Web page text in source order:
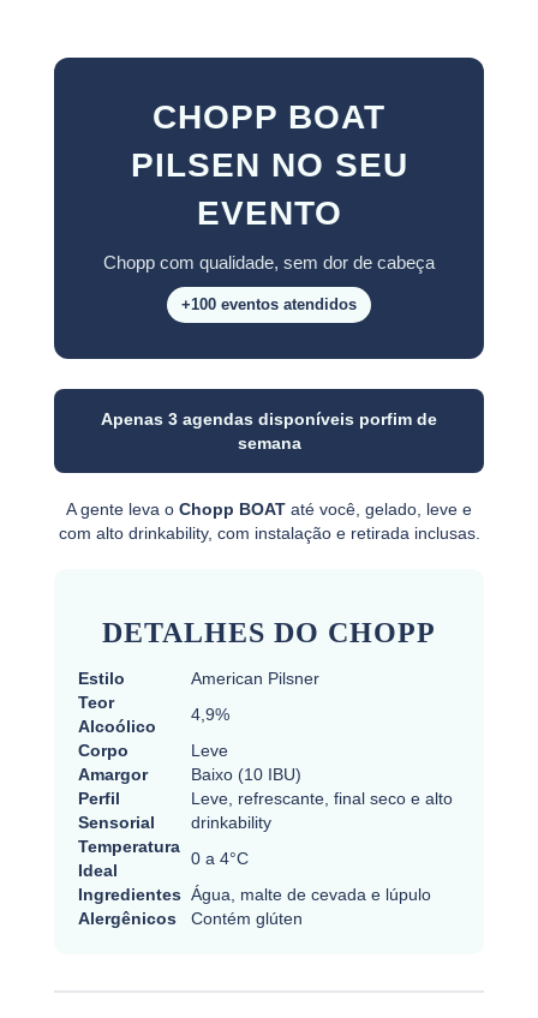
CHOPP BOAT
PILSEN NO SEU
EVENTO
Chopp com qualidade, sem dor de cabeça
+100 eventos atendidos
Apenas 3 agendas disponíveis porfim de
semana
A gente leva o Chopp BOAT até você, gelado, leve e
com alto drinkability, com instalação e retirada inclusas.
DETALHES DO CHOPP
Estilo
American Pilsner
Teor
Alcoólico
4,9%
Corpo
Leve
Amargor
Baixo (10 IBU)
Perfil
Sensorial
Leve, refrescante, final seco e alto
drinkability
Temperatura
Ideal
0 a 4°C
Ingredientes Água, malte de cevada e lúpulo
Alergênicos
Contém glúten